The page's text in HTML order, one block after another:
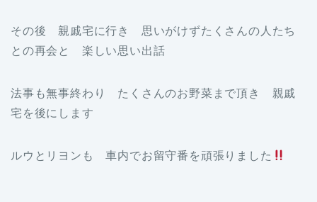
その後 親戚宅に行き 思いがけずたくさんの人たち
との再会と 楽しい思い出話
法事も無事終わり たくさんのお野菜まで頂き 親戚
宅を後にします
ルウとリヨンも 車内でお留守番を頑張りました